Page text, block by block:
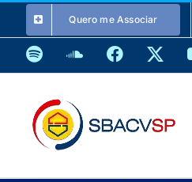
o
conteúdo
Quero me Associar
SpotifySoundCloud
Facebook